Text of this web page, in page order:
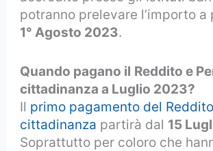
potranno prelevare l’importo a
1° Agosto 2023.
Quando pagano il Reddito e
cittadinanza a Luglio 2023?
Il primo pagamento del
cittadinanza partirà dal 15
Soprattutto per coloro che